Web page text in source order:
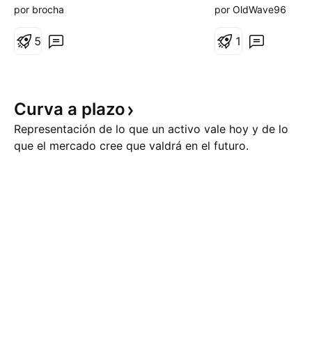
definido en el creek (zona alta
• Actualmente se mueve muy
por brocha
5
desarrolló hace
los mercados
por OldWave96
1
Curva a plazo
Representación de lo que un activo vale hoy y de lo
que el mercado cree que valdrá en el futuro.